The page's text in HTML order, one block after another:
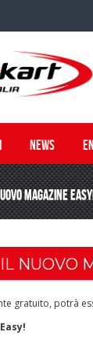
NEWS
MAGAZINE
NUOVO
gratuito, potrà